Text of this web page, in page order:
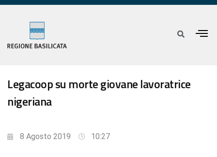
Legacoop su morte giovane lavoratrice
nigeriana
8 Agosto 2019 10:27